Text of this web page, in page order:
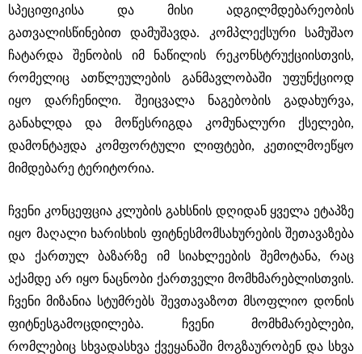
სპეციფიკისა და მისი ადგილმდებარეობის
გათვალისწინებით დამუშავდა. კომპლექსური სამუშაო
ჩატარდა შენობის იმ ნაწილის რეკონსტრუქციისთვის,
რომელიც ათწლეულების განმავლობაში უფუნქციოდ
იყო დარჩენილი. შეიცვალა ნაგებობის გადახურვა,
განახლდა და მოწესრიგდა კომუნალური ქსელები,
დამონტაჟდა კომფორტული ლიფტები, კეთილმოეწყო
მიმდებარე ტერიტორია.
ჩვენი კონცეფცია კლუბის გახსნის დღიდან ყველა ეტაპზე
იყო მაღალი ხარისხის ფიტნესმომსახურების შეთავაზება
და ქართულ ბაზარზე იმ სიახლეების შემოტანა, რაც
აქამდე არ იყო ნაცნობი ქართველი მომხმარებლისთვის.
ჩვენი მიზანია სტუმრებს შევთავაზოთ მსოფლიო დონის
ფიტნესგამოცდილება. ჩვენი მომხმარებლები,
რომლებიც სხვადასხვა ქვეყანაში მოგზაურობენ და სხვა